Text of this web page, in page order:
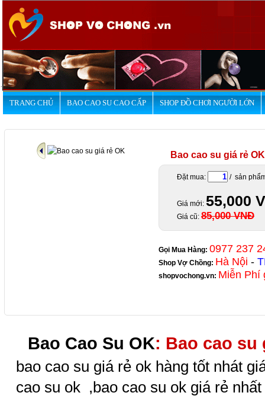
TRANG CHỦ BAO CAO SU CAO CẤP SHOP ĐỒ CHƠI NGƯỜI LỚN
Bao cao su giá rẻ OK
Đặt mua: / sản
Giá mới: 55,000
Giá cũ: 85,000 VNĐ
Gọi Mua Hàng: 0977 237
Shop Vợ Chồng: Hà Nội -
shopvochong.vn: Miễn Phí
Bao Cao Su OK: Bao cao su
bao cao su giá rẻ ok hàng tốt nhát
cao su ok ,bao cao su ok giá rẻ